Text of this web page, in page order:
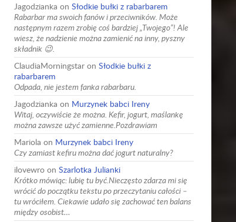
Jagodzianka on Słodkie bułki z rabarbarem
Rabarbar ma swoich fanów i przeciwników. Może
następnym razem zrobię coś bardziej „Twojego”! Ale
wiesz, że nadzienie można zamienić na inny, pyszny
składnik 😉.
ClaudiaMorningstar on Słodkie bułki z
rabarbarem
Odpada, nie jestem fanka rabarbaru.
Jagodzianka on Murzynek babci Ireny
Witaj, oczywiście że można. Kefir, jogurt, maślankę
można zawsze użyć zamienne.Pozdrawiam
Mariola on Murzynek babci Ireny
Czy zamiast kefiru można dać jogurt naturalny?
ilovewro on Szarlotka Julianki
Krótko mówiąc: lubię tu być.Nieczęsto zdarza mi się
wrócić do początku tekstu po przeczytaniu całości –
tu wróciłem. Ciekawie udało się zachować ten balans
między osobist…